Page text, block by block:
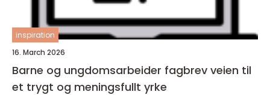
inspiration
16. March 2026
Barne og ungdomsarbeider fagbrev veien til
et trygt og meningsfullt yrke